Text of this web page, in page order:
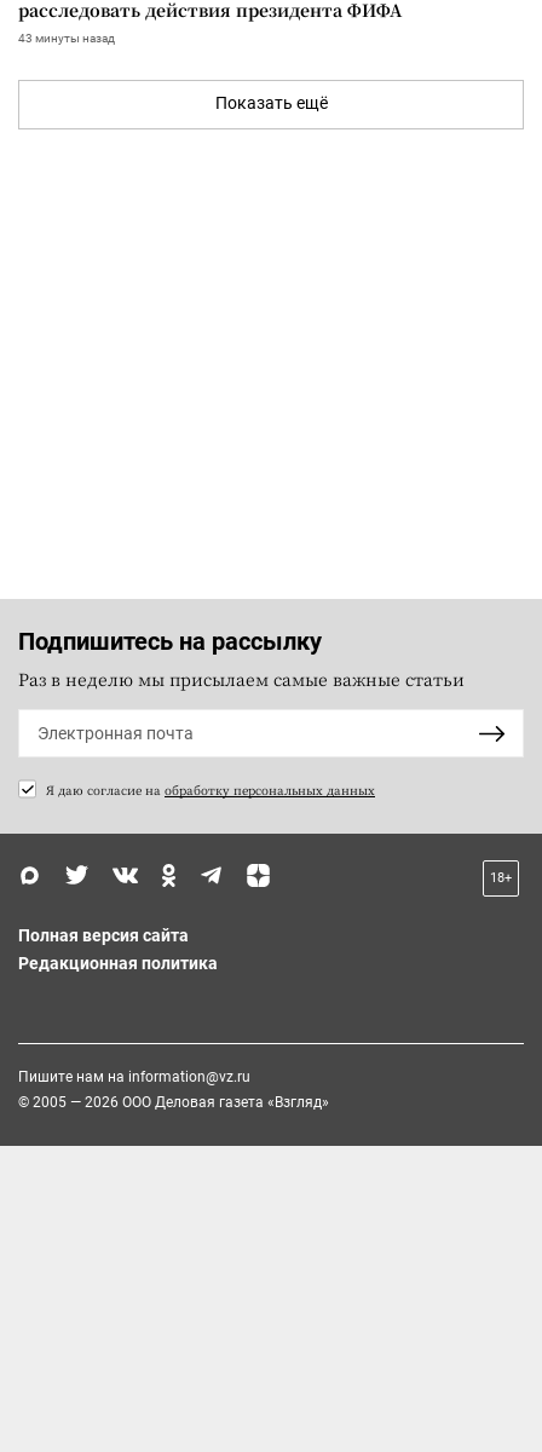
расследовать действия президента ФИФА
43 минуты назад
Показать ещё
Подпишитесь на рассылку
Раз в неделю мы присылаем самые важные статьи
Я даю согласие на обработку персональных данных
18+
Полная версия сайта
Редакционная политика
Пишите нам на information@vz.ru
© 2005 — 2026 ООО Деловая газета «Взгляд»